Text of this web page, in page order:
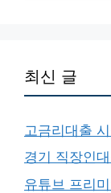
최신 글
고금리대출
경기 직장인
유튜브 프리